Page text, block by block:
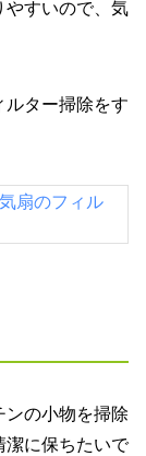
やすいので、気
ルター掃除をす
扇のフィル
の小物を掃除
潔に保ちたいで